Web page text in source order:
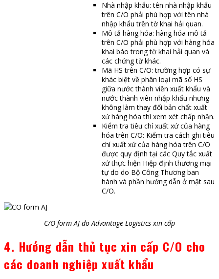
Nhà nhập khẩu: tên nhà nhập khẩu
trên C/O phải phù hợp với tên nhà
nhập khẩu trên tờ khai hải quan.
Mô tả hàng hóa: hàng hóa mô tả
trên C/O phải phù hợp với hàng hóa
khai báo trong tờ khai hải quan và
các chứng từ khác.
Mã HS trên C/O: trường hợp có sự
khác biệt về phân loại mã số HS
giữa nước thành viên xuất khẩu và
nước thành viên nhập khẩu nhưng
không làm thay đổi bản chất xuất
xứ hàng hóa thì xem xét chấp nhận.
Kiểm tra tiêu chí xuất xứ của hàng
hóa trên C/O: Kiểm tra cách ghi tiêu
chí xuất xứ của hàng hóa trên C/O
được quy định tại các Quy tắc xuất
xứ thực hiện Hiệp định thương mại
tự do do Bộ Công Thương ban
hành và phần hướng dẫn ở mặt sau
C/O.
C/O form AJ do Advantage Logistics xin cấp
4. Hướng dẫn thủ tụcxin cấp C/O cho
các doanh nghiệp xuất khẩu